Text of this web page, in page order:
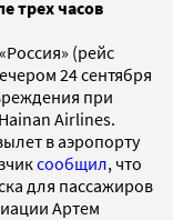
трех часов
(рейс
24 сентября
при
Airlines.
в аэропорту
сообщил, что
для пассажиров
Артем